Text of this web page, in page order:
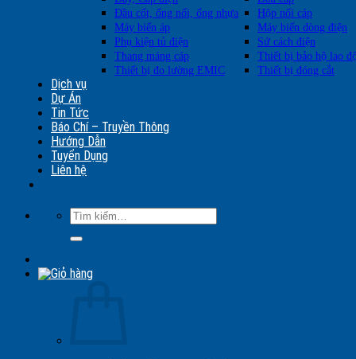
Đầu cốt, ống nối, ống nhựa
Hộp nối cáp
Máy biến áp
Máy biến dòng điện
Phụ kiện tủ điện
Sứ cách điện
Thang máng cáp
Thiết bị bảo hộ lao
Thiết bị đo lường EMIC
Thiết bị đóng cắt
Dịch vụ
Dự Án
Tin Tức
Báo Chí – Truyền Thông
Hướng Dẫn
Tuyển Dụng
Liên hệ
Tìm
kiếm: